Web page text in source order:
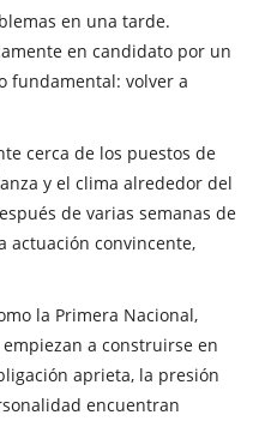
en una tarde.
en candidato por un
fundamental: volver a
cerca de los puestos de
y el clima alrededor del
de varias semanas de
actuación convincente,
la Primera Nacional,
a construirse en
aprieta, la presión
encuentran